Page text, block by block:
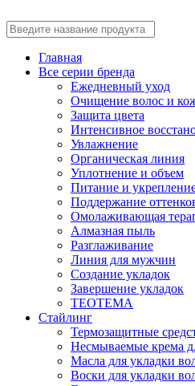
Главная
Все серии бренда
Ежедневный уход
Очищение волос и
Защита цвета
Интенсивное
Увлажнение
Органическая линия
Уплотнение и объем
Питание и
Поддержание
Омолаживающая
Алмазная пыль
Разглаживание
Линия для мужчин
Создание укладок
Завершение укладок
TEOTEMA
Стайлинг
Термозащитные
Несмываемые крема
Масла для укладки
Воски для укладки